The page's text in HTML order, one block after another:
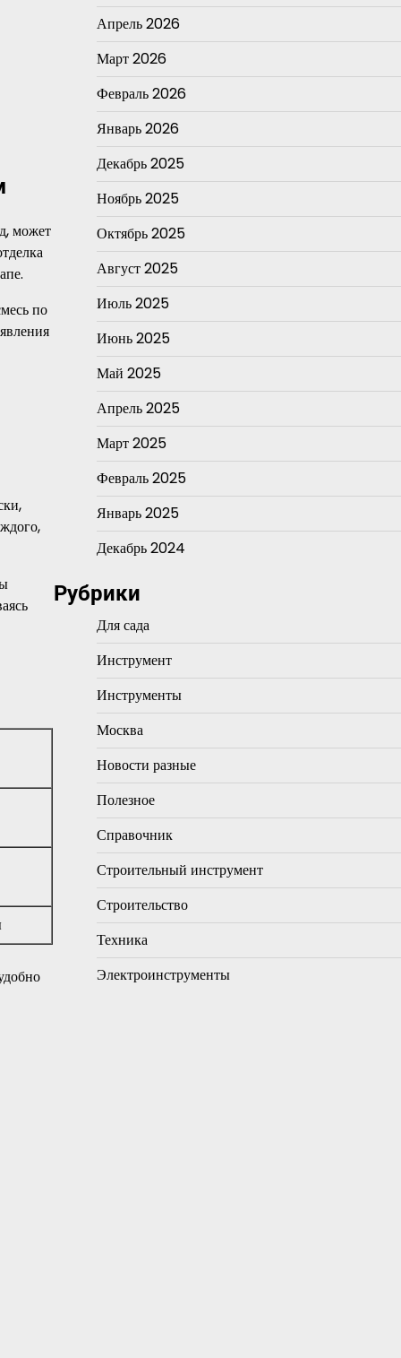
может
по
Апрель 2026
Март 2026
Февраль 2026
Январь 2026
Декабрь 2025
Ноябрь 2025
Октябрь 2025
Август 2025
Июль 2025
Июнь 2025
Май 2025
Апрель 2025
Март 2025
Февраль 2025
Январь 2025
Декабрь 2024
Рубрики
Для сада
Инструмент
Инструменты
Москва
Новости разные
Полезное
Справочник
Строительный инструмент
Строительство
Техника
Электроинструменты